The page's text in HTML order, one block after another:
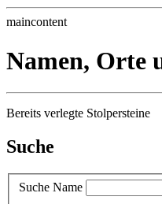
maincontent
Namen, Orte
Bereits verlegte Stolpersteine
Suche
Suche Name